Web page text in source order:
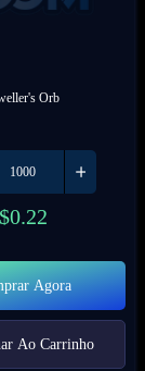
Orb
$0.22
Agora
Ao Carrinho